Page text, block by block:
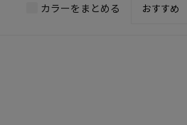
カラーをまとめる